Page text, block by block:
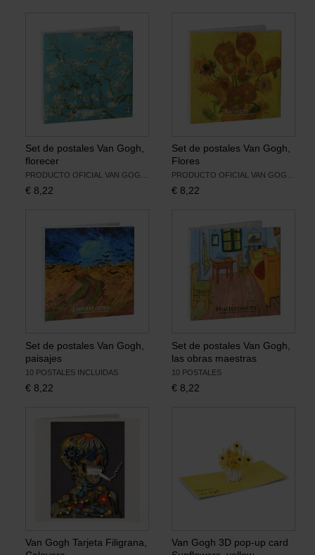
Lienzos y Láminas
Regalos
Set de postales Van Gogh,
florecer
€ 8,22
Set de postales Van Gogh,
Flores
€ 8,22
Set de postales Van Gogh,
paisajes
10 POSTALES INCLUIDAS
€ 8,22
Set de postales Van Gogh,
las obras maestras
10 POSTALES
€ 8,22
Van Gogh Tarjeta Filigrana,
Van Gogh 3D pop-up card